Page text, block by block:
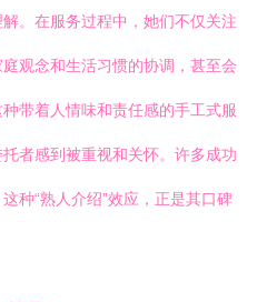
。在服务过程中，她们不仅关注
观念和生活习惯的协调，甚至会
带着人情味和责任感的手工式服
者感到被重视和关怀。许多成功
种“熟人介绍”效应，正是其口碑